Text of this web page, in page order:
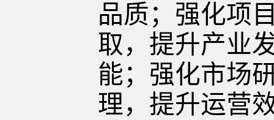
品质；强化项
取，提升产业
能； 强化市场
理，提升运营